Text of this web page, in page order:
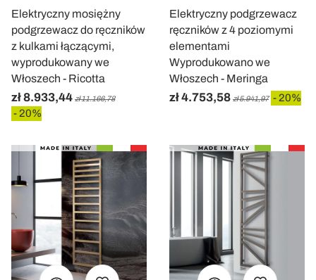
Elektryczny mosiężny
podgrzewacz do ręczników
z kulkami łączącymi,
wyprodukowany we
Włoszech - Ricotta
zł 8.933,44 zł 11.166,78
- 20%
Elektryczny podgrzewacz
ręczników z 4 poziomymi
elementami
Wyprodukowano we
Włoszech - Meringa
zł 4.753,58 zł 5.941,97 - 20%